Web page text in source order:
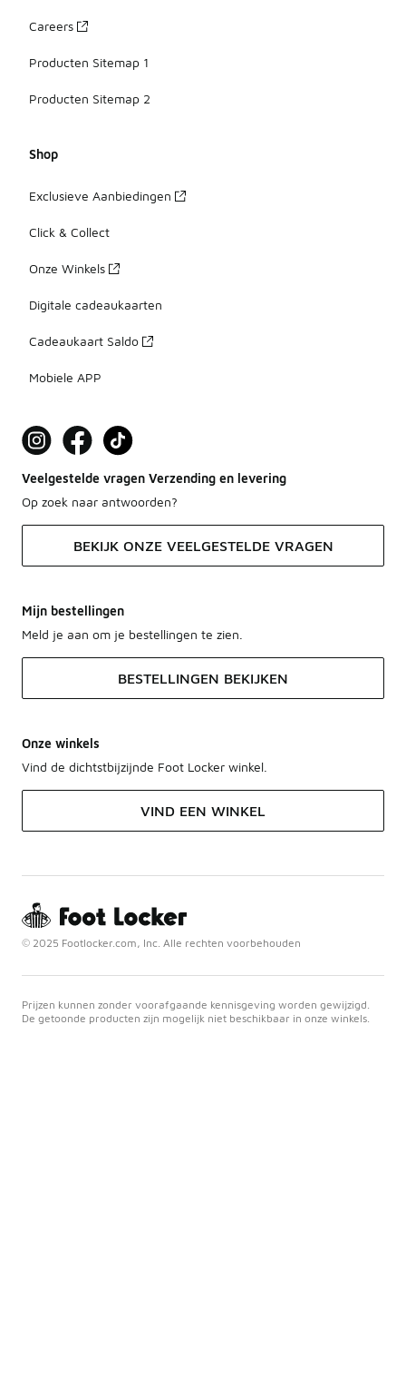
Careers
Producten Sitemap 1
Producten Sitemap 2
Shop
Exclusieve Aanbiedingen
Click & Collect
Onze Winkels
Digitale cadeaukaarten
Cadeaukaart Saldo
Mobiele APP
Veelgestelde vragen Verzending en levering
Op zoek naar antwoorden?
BEKIJK ONZE VEELGESTELDE VRAGEN
Mijn bestellingen
Meld je aan om je bestellingen te zien.
BESTELLINGEN BEKIJKEN
Onze winkels
Vind de dichtstbijzijnde Foot Locker winkel.
VIND EEN WINKEL
© 2025 Footlocker.com, Inc. Alle rechten voorbehouden
Prijzen kunnen zonder voorafgaande kennisgeving worden gewijzigd.
De getoonde producten zijn mogelijk niet beschikbaar in onze winkels.